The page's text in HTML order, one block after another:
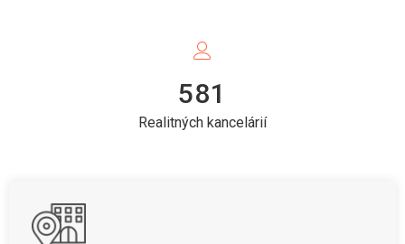
581
Realitných kancelárií